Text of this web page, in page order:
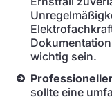
wichtig sein.
sollte eine